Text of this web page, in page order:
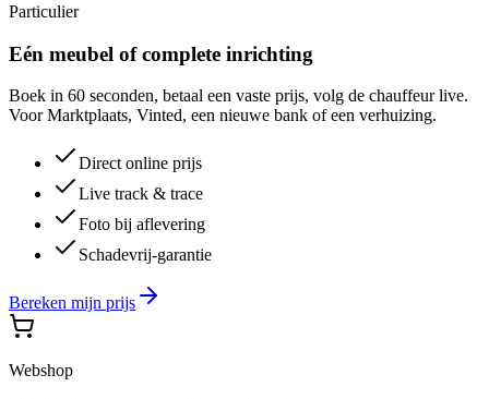
Particulier
Eén meubel of complete inrichting
Boek in 60 seconden, betaal een vaste prijs, volg de chauffeur live.
Voor Marktplaats, Vinted, een nieuwe bank of een verhuizing.
Direct online prijs
Live track & trace
Foto bij aflevering
Schadevrij-garantie
Bereken mijn prijs
Webshop